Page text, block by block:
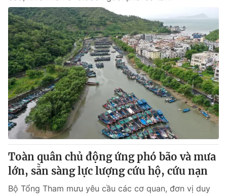
Toàn quân chủ động ứng phó bão và mưa
lớn, sẵn sàng lực lượng cứu hộ, cứu nạn
Bộ Tổng Tham mưu yêu cầu các cơ quan, đơn vị duy